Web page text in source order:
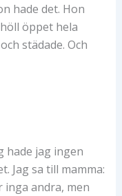
hade det. Hon
öppet hela
städade. Och
hade jag ingen
Jag sa till mamma:
inga andra, men